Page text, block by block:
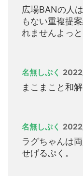
広場BANの人
もない重複提
れませんよっと
名無しぷく
まこまこと和
名無しぷく
ラグちゃんは
せげるぷく。